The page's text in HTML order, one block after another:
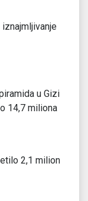
iznajmljivanje
u Gizi
14,7 miliona
2,1 milion